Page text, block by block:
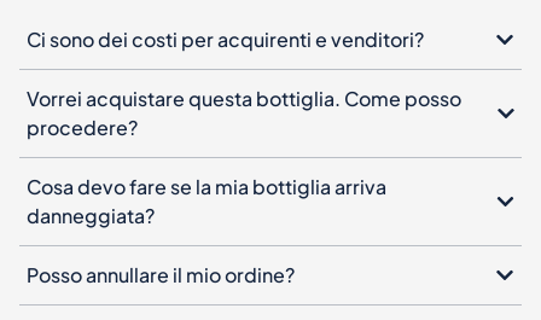
Ci sono dei costi per acquirenti e venditori?
Vorrei acquistare questa bottiglia. Come posso
procedere?
Cosa devo fare se la mia bottiglia arriva
danneggiata?
Posso annullare il mio ordine?